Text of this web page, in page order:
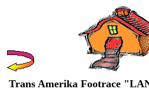
Trans Amerika Footrace